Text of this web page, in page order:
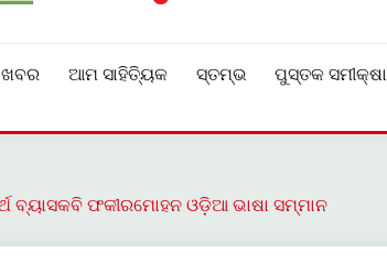
ଖବର ଆମ ସାହିତ୍ୟିକ ସ୍ତମ୍ଭ ପୁସ୍ତକ ସମୀକ୍ଷା
ବ୍ୟାସକବି ଫକୀରମୋହନ ଓଡ଼ିଆ ଭାଷା ସମ୍ମାନ